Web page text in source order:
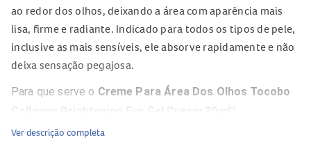
ao redor dos olhos, deixando a área com aparência mais
lisa, firme e radiante. Indicado para todos os tipos de pele,
inclusive as mais sensíveis, ele absorve rapidamente e não
deixa sensação pegajosa.
Para que serve o Creme Para Área Dos Olhos Tocobo
Creme Para Área Dos Olhos Tocobo Collagen
Ver descrição completa